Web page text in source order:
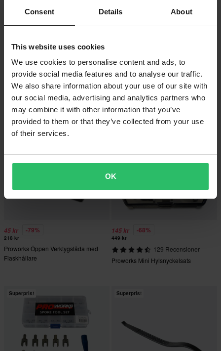
Consent Details About
This website uses cookies
We use cookies to personalise content and ads, to
provide social media features and to analyse our traffic.
We also share information about your use of our site with
our social media, advertising and analytics partners who
may combine it with other information that you’ve
provided to them or that they’ve collected from your use
of their services.
OK
199 kr
249 kr
111 Recensioner
Proworks Racing Line Däckjärn 350
mm
mm 3-Pack
Superpris!
45 kr -79%
218 kr
Proworks Öppen Verktygslåda med
Flaskhållare
Superpris!
145 kr -68%
449 kr
129 Recensioner
Proworks Mini Hylsnyckelsats
Superpris! Superpris!